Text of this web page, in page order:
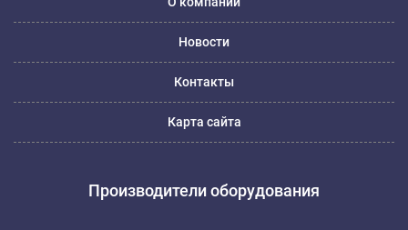
Новости
Контакты
Карта сайта
Производители оборудования